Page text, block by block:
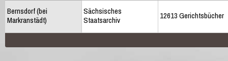
Bernsdorf (bei
Markranstädt)
Sächsisches
Staatsarchiv
12613 Gerichtsbücher